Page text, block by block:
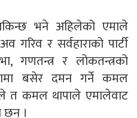
भने अहिलेको एमाले
गरिव र सर्वहाराको पार्टी
गणतन्त्र र लोकतन्त्रको
बसेर दमन गर्ने कमल
त कमल थापाले एमालेवाट
छन् ।